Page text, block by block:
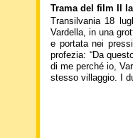
Trama del film Il
Transilvania 18
Vardella, in una
e portata nei
profezia: “Da
di me perché io,
stesso villaggio. I